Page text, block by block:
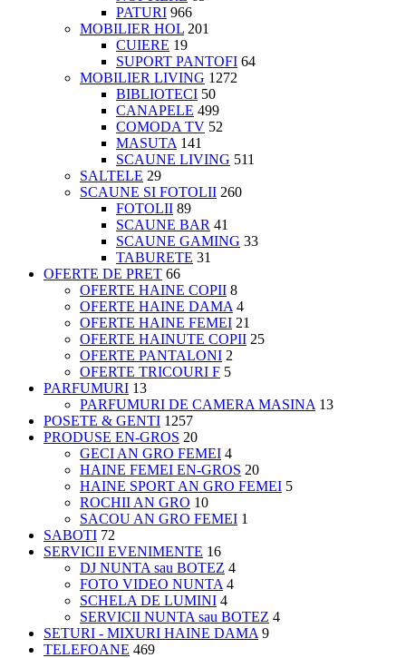
PATURI 966
MOBILIER HOL 201
CUIERE 19
SUPORT PANTOFI 64
MOBILIER LIVING 1272
BIBLIOTECI 50
CANAPELE 499
COMODA TV 52
MASUTA 141
SCAUNE LIVING 511
SALTELE 29
SCAUNE SI FOTOLII 260
FOTOLII 89
SCAUNE BAR 41
SCAUNE GAMING 33
TABURETE 31
OFERTE DE PRET 66
OFERTE HAINE COPII 8
OFERTE HAINE DAMA 4
OFERTE HAINE FEMEI 21
OFERTE HAINUTE COPII 25
OFERTE PANTALONI 2
OFERTE TRICOURI F 5
PARFUMURI 13
PARFUMURI DE CAMERA MASINA 13
POSETE & GENTI 1257
PRODUSE EN-GROS 20
GECI AN GRO FEMEI 4
HAINE FEMEI EN-GROS 20
HAINE SPORT AN GRO FEMEI 5
ROCHII AN GRO 10
SACOU AN GRO FEMEI 1
SABOTI 72
SERVICII EVENIMENTE 16
DJ NUNTA sau BOTEZ 4
FOTO VIDEO NUNTA 4
SCHELA DE LUMINI 4
SERVICII NUNTA sau BOTEZ 4
SETURI - MIXURI HAINE DAMA 9
TELEFOANE 469